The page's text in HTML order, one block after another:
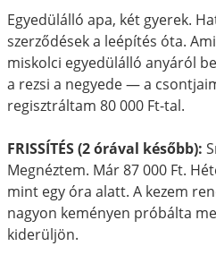
Egyedülálló apa, két gyerek.
szerződések a leépítés óta.
miskolci egyedülálló anyáról
a rezsi a negyede — a
regisztráltam 80 000 Ft-tal.
FRISSÍTÉS (2 órával később):
Megnéztem. Már 87 000 Ft.
mint egy óra alatt. A kezem
nagyon keményen próbálta
kiderüljön.